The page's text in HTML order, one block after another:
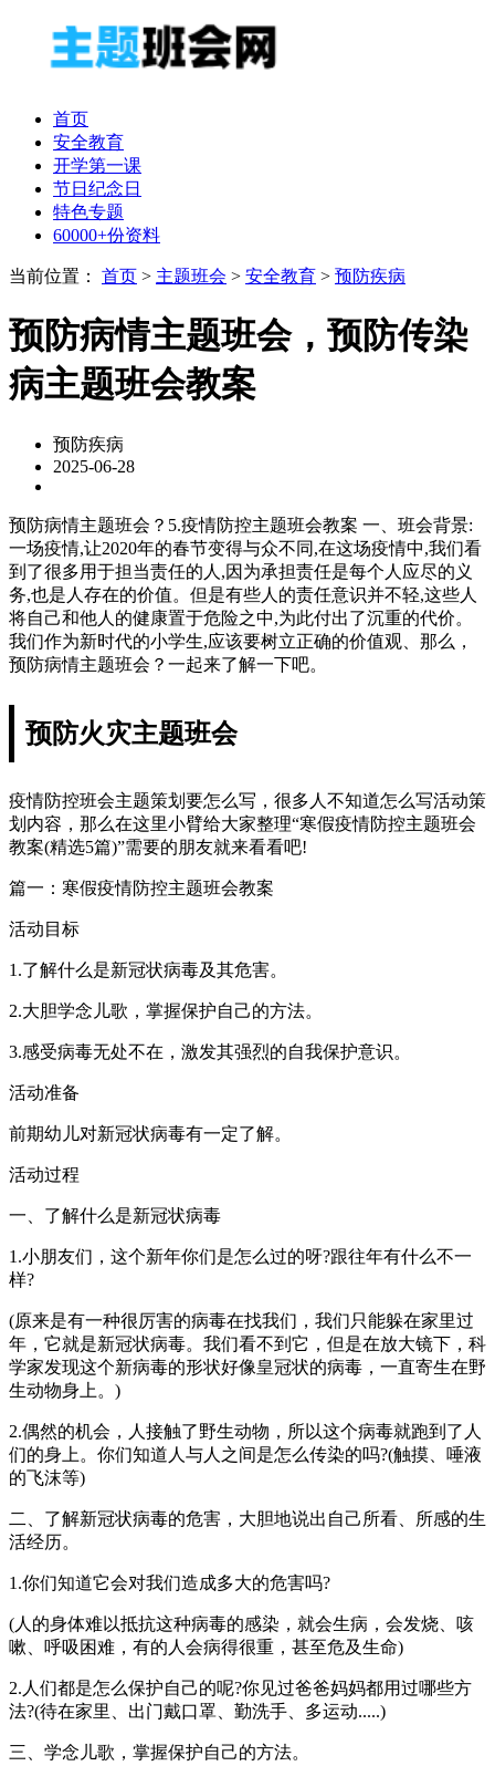
首页
安全教育
开学第一课
节日纪念日
特色专题
60000+份资料
当前位置： 首页 > 主题班会 > 安全教育 > 预防疾病
预防病情主题班会，预防传染
病主题班会教案
预防疾病
2025-06-28
预防病情主题班会？5.疫情防控主题班会教案 一、班会背景:
一场疫情,让2020年的春节变得与众不同,在这场疫情中,我们看
到了很多用于担当责任的人,因为承担责任是每个人应尽的义
务,也是人存在的价值。但是有些人的责任意识并不轻,这些人
将自己和他人的健康置于危险之中,为此付出了沉重的代价。
我们作为新时代的小学生,应该要树立正确的价值观、那么，
预防病情主题班会？一起来了解一下吧。
预防火灾主题班会
疫情防控班会主题策划要怎么写，很多人不知道怎么写活动策
划内容，那么在这里小臂给大家整理“寒假疫情防控主题班会
教案(精选5篇)”需要的朋友就来看看吧!
篇一：寒假疫情防控主题班会教案
活动目标
1.了解什么是新冠状病毒及其危害。
2.大胆学念儿歌，掌握保护自己的方法。
3.感受病毒无处不在，激发其强烈的自我保护意识。
活动准备
前期幼儿对新冠状病毒有一定了解。
活动过程
一、了解什么是新冠状病毒
1.小朋友们，这个新年你们是怎么过的呀?跟往年有什么不一
样?
(原来是有一种很厉害的病毒在找我们，我们只能躲在家里过
年，它就是新冠状病毒。我们看不到它，但是在放大镜下，科
学家发现这个新病毒的形状好像皇冠状的病毒，一直寄生在野
生动物身上。)
2.偶然的机会，人接触了野生动物，所以这个病毒就跑到了人
们的身上。你们知道人与人之间是怎么传染的吗?(触摸、唾液
的飞沫等)
二、了解新冠状病毒的危害，大胆地说出自己所看、所感的生
活经历。
1.你们知道它会对我们造成多大的危害吗?
(人的身体难以抵抗这种病毒的感染，就会生病，会发烧、咳
嗽、呼吸困难，有的人会病得很重，甚至危及生命)
2.人们都是怎么保护自己的呢?你见过爸爸妈妈都用过哪些方
法?(待在家里、出门戴口罩、勤洗手、多运动.....)
三、学念儿歌，掌握保护自己的方法。